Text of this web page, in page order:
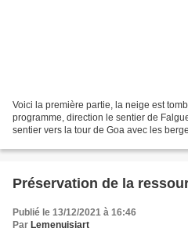
Voici la première partie, la neige est
programme, direction le sentier de
sentier vers la tour de Goa avec les
Préservation de la
Publié le 13/12/2021 à 16:46
Par Lemenuisiart